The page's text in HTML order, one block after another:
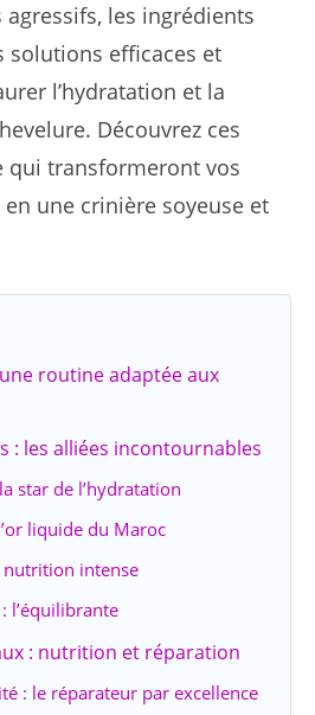
les ingrédients
solutions efficaces et
l’hydratation et la
Découvrez ces
qui transformeront vos
en une crinière soyeuse et
routine adaptée aux
: les alliées incontournables
star de l’hydratation
liquide du Maroc
nutrition intense
l’équilibrante
: nutrition et réparation
: le réparateur par excellence